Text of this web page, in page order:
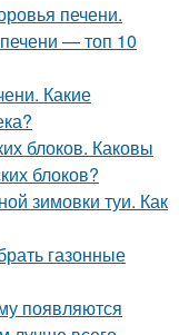
печени.
— топ 10
Какие
блоков. Каковы
блоков?
зимовки туи. Как
газонные
появляются